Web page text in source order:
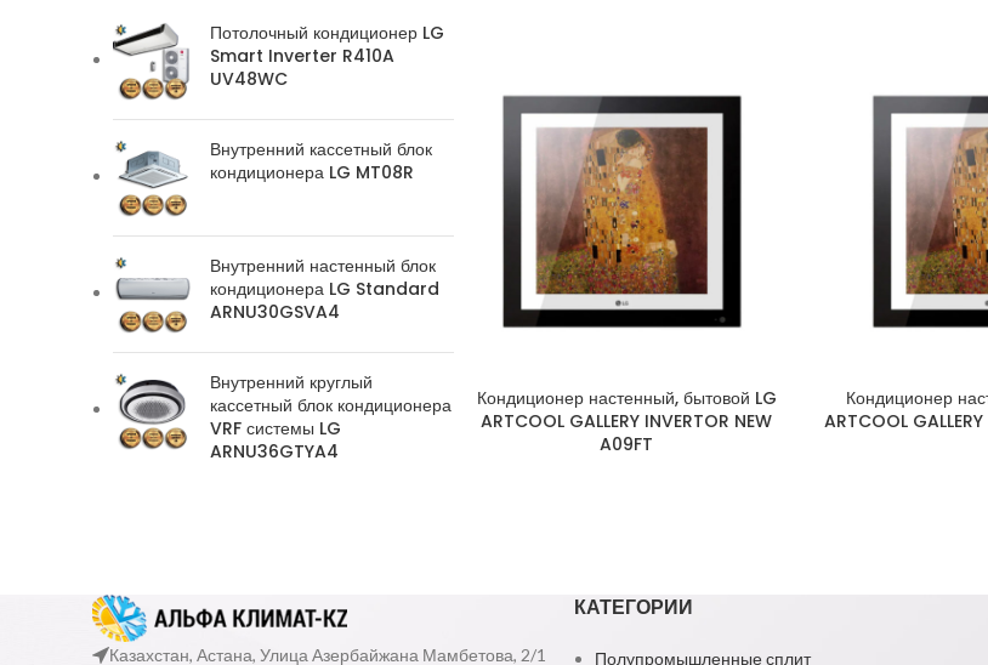
Потолочный кондиционер LG
Smart Inverter R410A
UV48WC
Внутренний кассетный блок
кондиционера LG MT08R
Внутренний настенный блок
кондиционера LG Standard
ARNU30GSVA4
Внутренний круглый
кассетный блок кондиционера
VRF системы LG
ARNU36GTYA4
Кондиционер настенный, бытовой LG
ARTCOOL GALLERY INVERTOR NEW
A09FT
Кондиционер
ARTCOOL
Казахстан, Астана, Улица Азербайжана Мамбетова, 2/1
КАТЕГОРИИ
Полупромышленные сплит